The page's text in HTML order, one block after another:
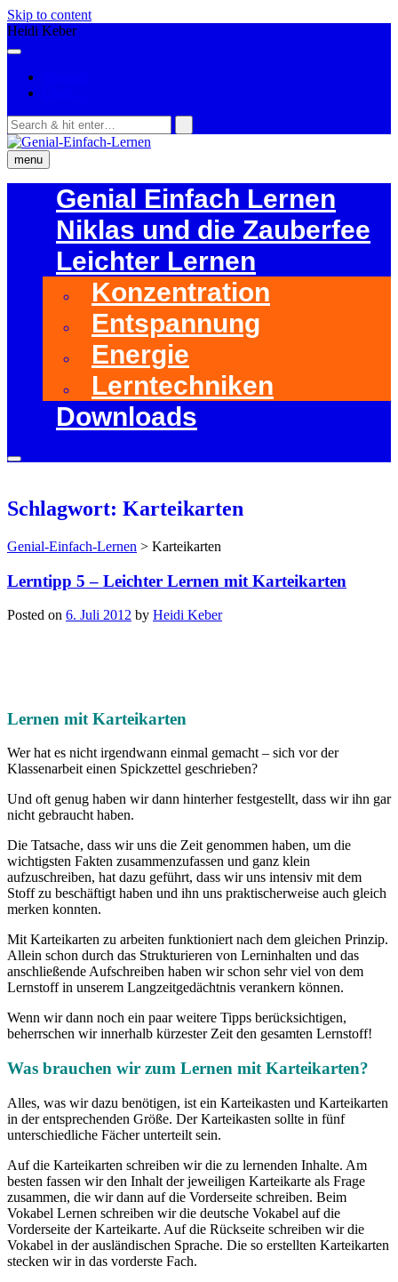
Skip to content
Heidi Keber
menu
Genial Einfach Lernen
Niklas und die Zauberfee
Leichter Lernen
Konzentration
Entspannung
Energie
Lerntechniken
Downloads
Schlagwort: Karteikarten
Genial-Einfach-Lernen > Karteikarten
Lerntipp 5 – Leichter Lernen mit Karteikarten
Posted on 6. Juli 2012 by Heidi Keber
Lernen mit Karteikarten
Wer hat es nicht irgendwann einmal gemacht – sich vor der
Klassenarbeit einen Spickzettel geschrieben?
Und oft genug haben wir dann hinterher festgestellt, dass wir ihn gar
nicht gebraucht haben.
Die Tatsache, dass wir uns die Zeit genommen haben, um die
wichtigsten Fakten zusammenzufassen und ganz klein
aufzuschreiben, hat dazu geführt, dass wir uns intensiv mit dem
Stoff zu beschäftigt haben und ihn uns praktischerweise auch gleich
merken konnten.
Mit Karteikarten zu arbeiten funktioniert nach dem gleichen Prinzip.
Allein schon durch das Strukturieren von Lerninhalten und das
anschließende Aufschreiben haben wir schon sehr viel von dem
Lernstoff in unserem Langzeitgedächtnis verankern können.
Wenn wir dann noch ein paar weitere Tipps berücksichtigen,
beherrschen wir innerhalb kürzester Zeit den gesamten Lernstoff!
Was brauchen wir zum Lernen mit Karteikarten?
Alles, was wir dazu benötigen, ist ein Karteikasten und Karteikarten
in der entsprechenden Größe. Der Karteikasten sollte in fünf
unterschiedliche Fächer unterteilt sein.
Auf die Karteikarten schreiben wir die zu lernenden Inhalte. Am
besten fassen wir den Inhalt der jeweiligen Karteikarte als Frage
zusammen, die wir dann auf die Vorderseite schreiben. Beim
Vokabel Lernen schreiben wir die deutsche Vokabel auf die
Vorderseite der Karteikarte. Auf die Rückseite schreiben wir die
Vokabel in der ausländischen Sprache. Die so erstellten Karteikarten
stecken wir in das vorderste Fach.